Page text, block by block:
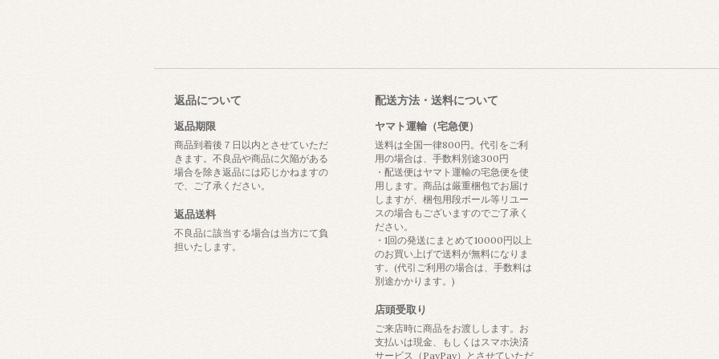
返品について
返品期限
商品到着後７日以内とさせていただ
きます。不良品や商品に欠陥がある
場合を除き返品には応じかねますの
で、ご了承ください。
返品送料
不良品に該当する場合は当方にて負
担いたします。
配送方法・送料について
ヤマト運輸（宅急便）
送料は全国一律800円。代引をご利
用の場合は、手数料別途300円
・配送便はヤマト運輸の宅急便を使
用します。商品は厳重梱包でお届け
しますが、梱包用段ボール等リユー
スの場合もございますのでご了承く
ださい。
・1回の発送にまとめて10000円以上
のお買い上げで送料が無料になりま
す。(代引ご利用の場合は、手数料は
別途かかります。)
店頭受取り
ご来店時に商品をお渡しします。お
支払いは現金、もしくはスマホ決済
サービス（PayPay）とさせていただ